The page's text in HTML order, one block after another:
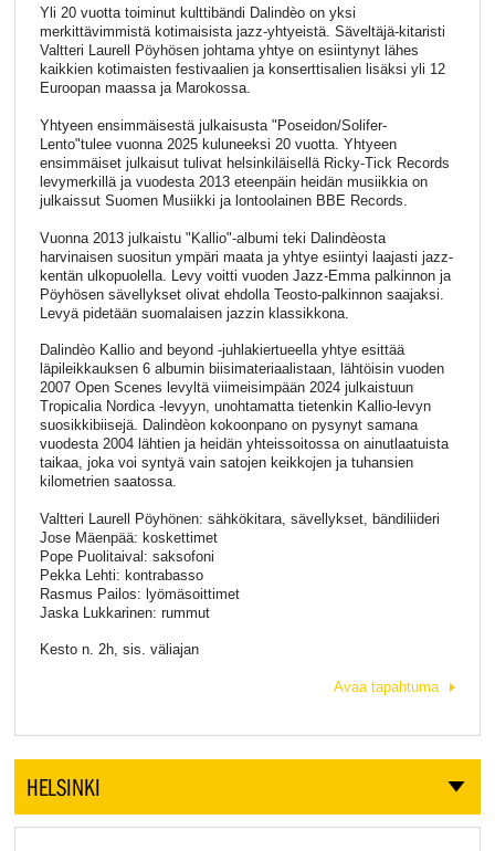
Yli 20 vuotta toiminut kulttibändi Dalindèo on yksi
merkittävimmistä kotimaisista jazz-yhtyeistä. Säveltäjä-kitaristi
Valtteri Laurell Pöyhösen johtama yhtye on esiintynyt lähes
kaikkien kotimaisten festivaalien ja konserttisalien lisäksi yli 12
Euroopan maassa ja Marokossa.
Yhtyeen ensimmäisestä julkaisusta "Poseidon/Solifer-
Lento"tulee vuonna 2025 kuluneeksi 20 vuotta. Yhtyeen
ensimmäiset julkaisut tulivat helsinkiläisellä Ricky-Tick Records
levymerkillä ja vuodesta 2013 eteenpäin heidän musiikkia on
julkaissut Suomen Musiikki ja lontoolainen BBE Records.
Vuonna 2013 julkaistu "Kallio"-albumi teki Dalindèosta
harvinaisen suositun ympäri maata ja yhtye esiintyi laajasti jazz-
kentän ulkopuolella. Levy voitti vuoden Jazz-Emma palkinnon ja
Pöyhösen sävellykset olivat ehdolla Teosto-palkinnon saajaksi.
Levyä pidetään suomalaisen jazzin klassikkona.
Dalindèo Kallio and beyond -juhlakiertueella yhtye esittää
läpileikkauksen 6 albumin biisimateriaalistaan, lähtöisin vuoden
2007 Open Scenes levyltä viimeisimpään 2024 julkaistuun
Tropicalia Nordica -levyyn, unohtamatta tietenkin Kallio-levyn
suosikkibiisejä. Dalindèon kokoonpano on pysynyt samana
vuodesta 2004 lähtien ja heidän yhteissoitossa on ainutlaatuista
taikaa, joka voi syntyä vain satojen keikkojen ja tuhansien
kilometrien saatossa.
Valtteri Laurell Pöyhönen: sähkökitara, sävellykset, bändiliideri
Jose Mäenpää: koskettimet
Pope Puolitaival: saksofoni
Pekka Lehti: kontrabasso
Rasmus Pailos: lyömäsoittimet
Jaska Lukkarinen: rummut
Kesto n. 2h, sis. väliajan
Avaa tapahtuma
HELSINKI